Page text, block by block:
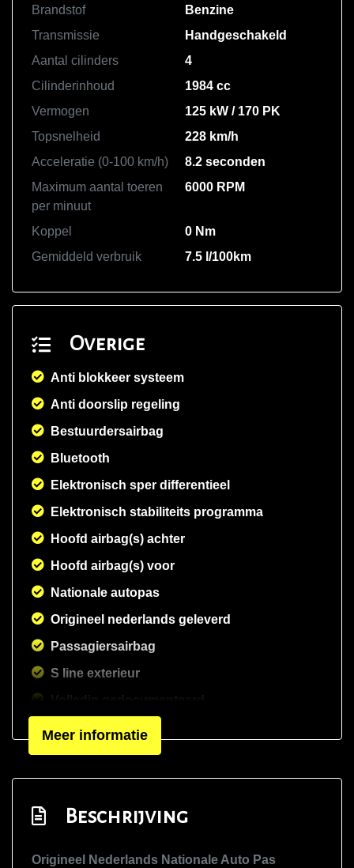
Brandstof
Benzine
Transmissie
Handgeschakeld
Aantal cilinders
4
Cilinderinhoud
1984 cc
Vermogen
125 kW / 170 PK
Topsnelheid
228 km/h
Acceleratie (0-100 km/h)
8.2 seconden
Maximum aantal toeren
per minuut
6000 RPM
Koppel
0 Nm
Gemiddeld verbruik
7.5 l/100km
Overige
Anti blokkeer systeem
Anti doorslip regeling
Bestuurdersairbag
Bluetooth
Elektronisch sper differentieel
Elektronisch stabiliteits programma
Hoofd airbag(s) achter
Hoofd airbag(s) voor
Nationale autopas
Origineel nederlands geleverd
Passagiersairbag
S line exterieur
Volledig gedocumenteerd
Zij airbag(s) voor
Interieur
Aluminium interieur afwerking
Meer informatie
Beschrijving
Origineel Nederlands Nationale Auto Pas